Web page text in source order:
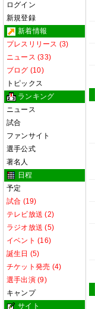
ログイン
新規登録
新着情報
プレスリリース (3)
ニュース (33)
ブログ (10)
トピックス
ランキング
ニュース
試合
ファンサイト
選手公式
著名人
日程
予定
試合 (19)
テレビ放送 (2)
ラジオ放送 (5)
イベント (16)
誕生日 (5)
チケット発売 (4)
選手出演 (9)
キャンプ
サイト